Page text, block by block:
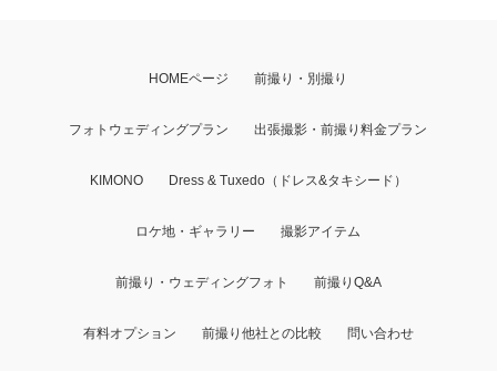
HOMEページ 前撮り・別撮り
フォトウェディングプラン 出張撮影・前撮り料金プラン
KIMONO Dress & Tuxedo（ドレス&タキシード）
ロケ地・ギャラリー 撮影アイテム
前撮り・ウェディングフォト 前撮りQ&A
有料オプション 前撮り他社との比較 問い合わせ